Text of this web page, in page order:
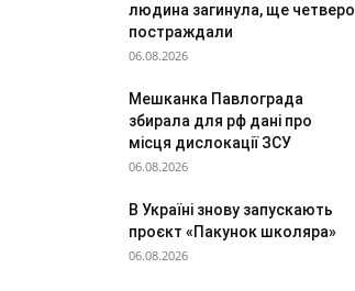
людина загинула, ще четверо
постраждали
06.08.2026
Мешканка Павлограда
збирала для рф дані про
місця дислокації ЗСУ
06.08.2026
В Україні знову запускають
проєкт «Пакунок школяра»
06.08.2026